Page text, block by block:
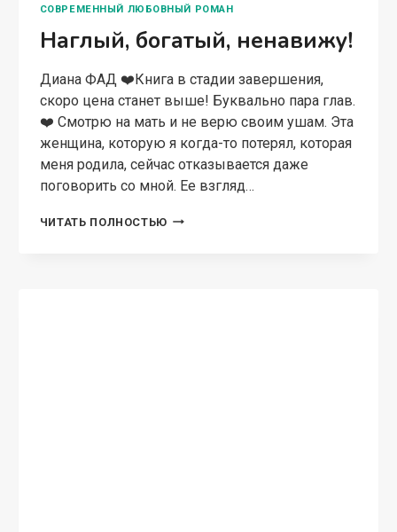
СОВРЕМЕННЫЙ ЛЮБОВНЫЙ РОМАН
Наглый, богатый, ненавижу!
Диана ФАД ‍❤️‍Книга в стадии завершения,
скоро цена станет выше! Буквально пара глав.
‍❤️‍ Смотрю на мать и не верю своим ушам. Эта
женщина, которую я когда-то потерял, которая
меня родила, сейчас отказывается даже
поговорить со мной. Ее взгляд…
ЧИТАТЬ ПОЛНОСТЬЮ НАГЛЫЙ,